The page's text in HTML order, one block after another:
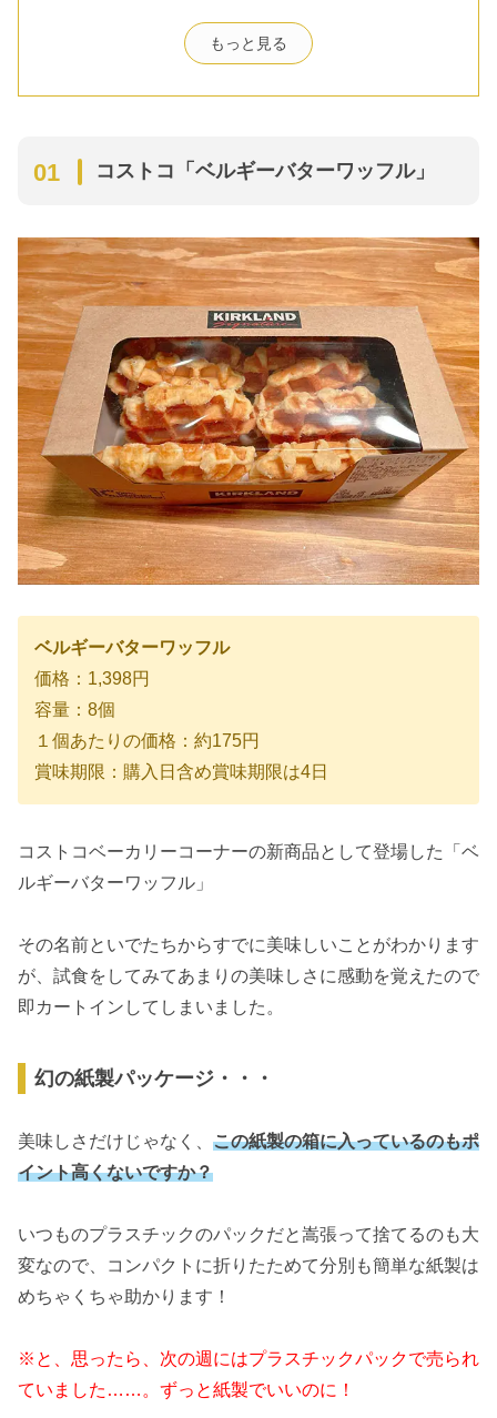
余ったベルギーワッフルの保存方法
まとめ
もっと見る
コストコ「ベルギーバターワッフル」
ベルギーバターワッフル
価格：1,398円
容量：8個
１個あたりの価格：約175円
賞味期限：購入日含め賞味期限は4日
コストコベーカリーコーナーの新商品として登場した「ベ
ルギーバターワッフル」
その名前といでたちからすでに美味しいことがわかります
が、試食をしてみてあまりの美味しさに感動を覚えたので
即カートインしてしまいました。
幻の紙製パッケージ・・・
美味しさだけじゃなく、 この紙製の箱に入っているのもポ
イント高くないですか？
いつものプラスチックのパックだと嵩張って捨てるのも大
変なので、コンパクトに折りたためて分別も簡単な紙製は
めちゃくちゃ助かります！
※と、思ったら、次の週にはプラスチックパックで売られ
ていました……。ずっと紙製でいいのに！